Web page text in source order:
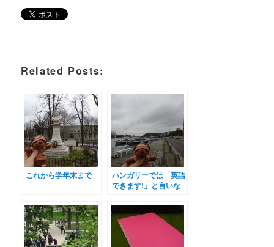
Related Posts:
これから学年末まで
ハンガリーでは「英語
できます!」と言いな